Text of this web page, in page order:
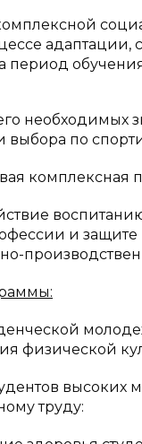
адаптации,
период
по
и
физической
высоких
труду: